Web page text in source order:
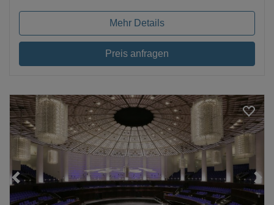
Mehr Details
Preis anfragen
Loading...